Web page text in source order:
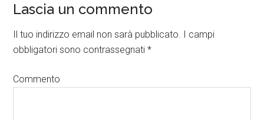
Lascia un commento
Il tuo indirizzo email non sarà pubblicato. I campi
obbligatori sono contrassegnati*
Commento